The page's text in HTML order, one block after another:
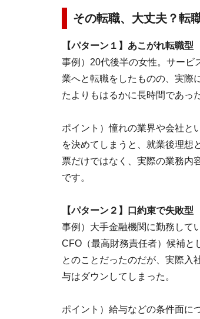
その転職、大丈夫？転
【パターン１】あこがれ転職型
事例）20代後半の女性。サービ
業へと転職をしたものの、実際
たよりもはるかに長時間であった
ポイント）憧れの業界や会社と
を決めてしまうと、就業後理想
票だけではなく、実際の業務内
です。
【パターン２】口約束で失敗型
事例）大手金融機関に勤務して
CFO（最高財務責任者）候補と
とのことだったのだが、実際入
与はダウンしてしまった。
ポイント）給与などの条件面に